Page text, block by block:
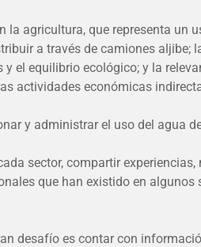
la agricultura, que representa
a través de camiones
el equilibrio ecológico; y la
actividades económicas
y administrar el uso del agua
sector, compartir
que han existido en
desafío es contar con